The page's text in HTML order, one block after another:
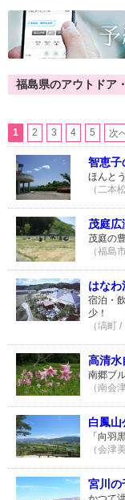
福島県のアウトドア
1 2 3 4 5 次
智恵子
ほんと
（二本
茂庭広
茂庭の
（福島
はな
宿泊・
少！
（塙町
高清水
南郷ブ
（南会
白鳳山
「向羽
（会津
宮川の